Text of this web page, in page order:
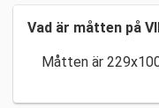
Vad är måtten på
Måtten är